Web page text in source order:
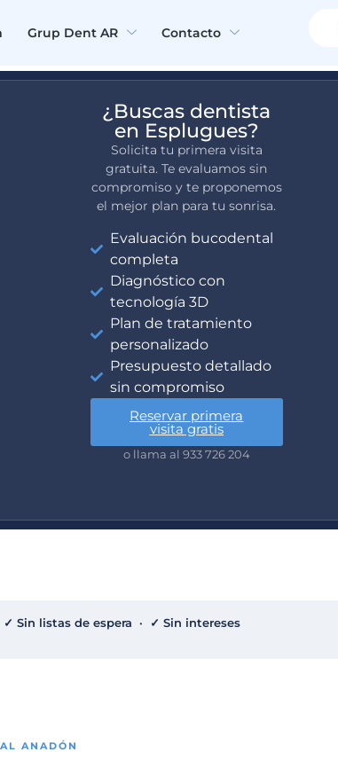
Grup Dent AR Contacto
¿Buscas dentista
en Esplugues?
Solicita tu primera visita
gratuita. Te evaluamos sin
compromiso y te proponemos
el mejor plan para tu sonrisa.
Evaluación bucodental
completa
Diagnóstico con
tecnología 3D
Plan de tratamiento
personalizado
Presupuesto detallado
sin compromiso
Reservar primera
visita gratis
o llama al 933 726 204
Sin listas de espera · ✓ Sin intereses
ANADÓN